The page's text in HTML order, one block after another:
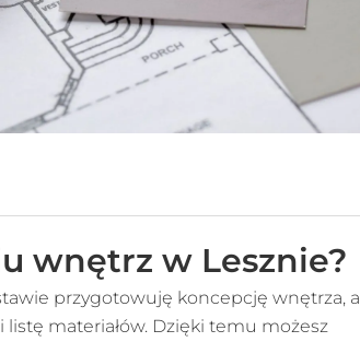
wnętrz w Lesznie?
przygotowuję koncepcję wnętrza, a
materiałów. Dzięki temu możesz